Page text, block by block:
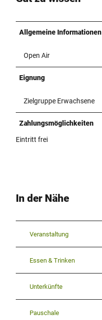
Allgemeine Informationen
Open Air
Eignung
Zielgruppe Erwachsene
Zahlungsmöglichkeiten
Eintritt frei
In der Nähe
Veranstaltung
Essen & Trinken
Unterkünfte
Pauschale